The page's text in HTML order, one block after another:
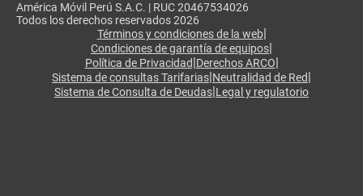
América Móvil Perú S.A.C. | RUC 20467534026
Todos los derechos reservados 2026
Términos y condiciones de la web|
Condiciones de garantía de equipos|
Política de Privacidad|Derechos ARCO|
Sistema de consultas Tarifarias|Neutralidad de Red|
Sistema de Consulta de Deudas|Legal y regulatorio